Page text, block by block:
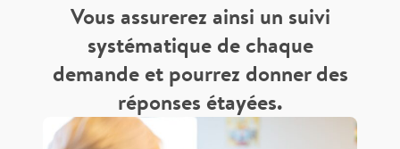
Vous assurerez ainsi un suivi
systématique de chaque
demande et pourrez donner des
réponses étayées.